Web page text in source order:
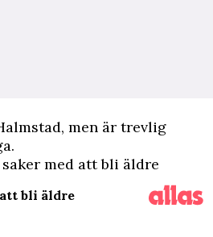
men är trevlig
med att bli äldre
bli äldre